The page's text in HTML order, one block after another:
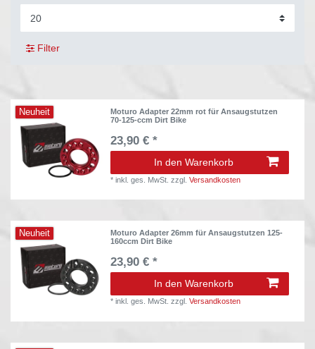
Filter
Neuheit
Moturo Adapter 22mm rot für Ansaugstutzen
70-125-ccm Dirt Bike
23,90 € *
In den Warenkorb
*inkl. ges. MwSt. zzgl.Versandkosten
Neuheit
Moturo Adapter 26mm für Ansaugstutzen 125-
160ccm Dirt Bike
23,90 € *
In den Warenkorb
*inkl. ges. MwSt. zzgl.Versandkosten